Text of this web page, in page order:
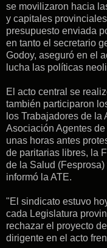
se movilizaron hacia
y capitales
presupuesto enviada
en tanto el secretario
Godoy, aseguró en el
lucha las políticas
El acto central se
también participaron
los Trabajadores de la
Asociación Agentes
unas horas antes
de paritarias libres, la
de la Salud
informó la ATE.
"El sindicato estuvo
cada Legislatura
rechazar el proyecto
dirigente en el acto